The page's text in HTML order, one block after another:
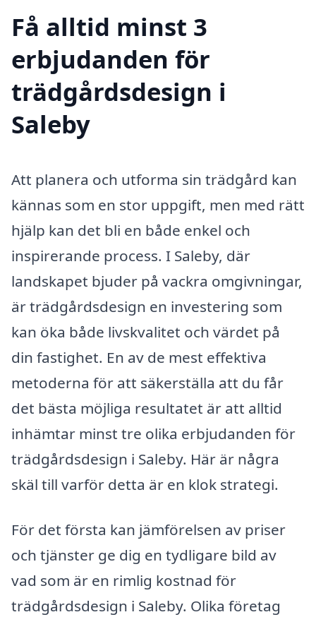
Få alltid minst 3
erbjudanden för
trädgårdsdesign i
Saleby
Att planera och utforma sin trädgård kan
kännas som en stor uppgift, men med rätt
hjälp kan det bli en både enkel och
inspirerande process. I Saleby, där
landskapet bjuder på vackra omgivningar,
är trädgårdsdesign en investering som
kan öka både livskvalitet och värdet på
din fastighet. En av de mest effektiva
metoderna för att säkerställa att du får
det bästa möjliga resultatet är att alltid
inhämtar minst tre olika erbjudanden för
trädgårdsdesign i Saleby. Här är några
skäl till varför detta är en klok strategi.
För det första kan jämförelsen av priser
och tjänster ge dig en tydligare bild av
vad som är en rimlig kostnad för
trädgårdsdesign i Saleby. Olika företag